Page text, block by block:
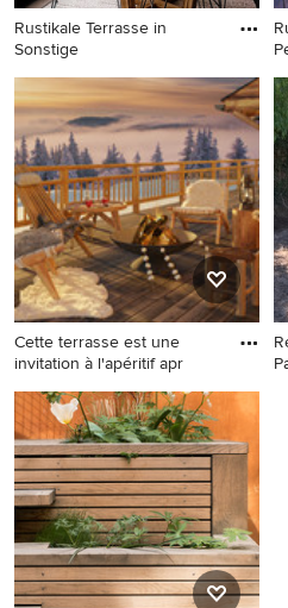
Rustikale Terrasse in
Sonstige
Rustikale Terrasse in
Sonstige
Cette terrasse est une
invitation à l'apéritif apr
Rustikale Terrasse in Lyon